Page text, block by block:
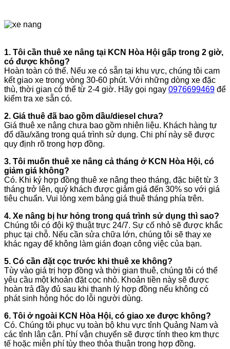
1. Tôi cần thuê xe nâng tại KCN Hòa Hội gấp trong 2 giờ,
có được không?
Hoàn toàn có thể. Nếu xe có sẵn tại khu vực, chúng tôi cam
kết giao xe trong vòng 30-60 phút. Với những dòng xe đặc
thù, thời gian có thể từ 2-4 giờ. Hãy gọi ngay 0976699469 để
kiểm tra xe sẵn có.
2. Giá thuê đã bao gồm dầu/diesel chưa?
Giá thuê xe nâng chưa bao gồm nhiên liệu. Khách hàng tự
đổ dầu/xăng trong quá trình sử dụng. Chi phí này sẽ được
quy định rõ trong hợp đồng.
3. Tôi muốn thuê xe nâng cả tháng ở KCN Hòa Hội, có
giảm giá không?
Có. Khi ký hợp đồng thuê xe nâng theo tháng, đặc biệt từ 3
tháng trở lên, quý khách được giảm giá đến 30% so với giá
tiêu chuẩn. Vui lòng xem bảng giá thuê tháng phía trên.
4. Xe nâng bị hư hỏng trong quá trình sử dụng thì sao?
Chúng tôi có đội kỹ thuật trực 24/7. Sự cố nhỏ sẽ được khắc
phục tại chỗ. Nếu cần sửa chữa lớn, chúng tôi sẽ thay xe
khác ngay để không làm gián đoạn công việc của bạn.
5. Có cần đặt cọc trước khi thuê xe không?
Tùy vào giá trị hợp đồng và thời gian thuê, chúng tôi có thể
yêu cầu một khoản đặt cọc nhỏ. Khoản tiền này sẽ được
hoàn trả đầy đủ sau khi thanh lý hợp đồng nếu không có
phát sinh hỏng hóc do lỗi người dùng.
6. Tôi ở ngoài KCN Hòa Hội, có giao xe được không?
Có. Chúng tôi phục vụ toàn bộ khu vực tỉnh Quảng Nam và
các tỉnh lân cận. Phí vận chuyển sẽ được tính theo km thực
tế hoặc miễn phí tùy theo thỏa thuận trong hợp đồng.